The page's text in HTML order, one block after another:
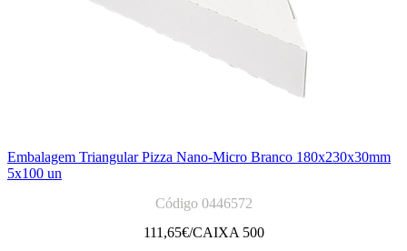
Embalagem Triangular Pizza Nano-Micro Branco 180x230x30mm
5x100 un
Código 0446572
111,65€/CAIXA 500